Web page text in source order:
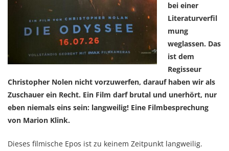
bei einer
Literaturverfil
mung
weglassen. Das
ist dem
Regisseur
Christopher Nolen nicht vorzuwerfen, darauf haben wir als
Zuschauer ein Recht. Ein Film darf brutal und unerhört, nur
eben niemals eins sein: langweilig! Eine Filmbesprechung
von Marion Klink.
Dieses filmische Epos ist zu keinem Zeitpunkt langweilig.